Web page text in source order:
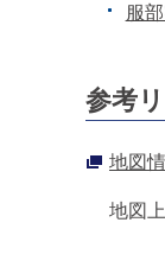
服
参考
地図
地図